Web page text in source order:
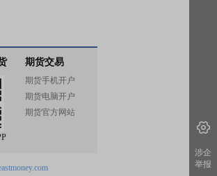
期货交易
期货手机开户
期货电脑开户
期货官方网站
涉企
举报